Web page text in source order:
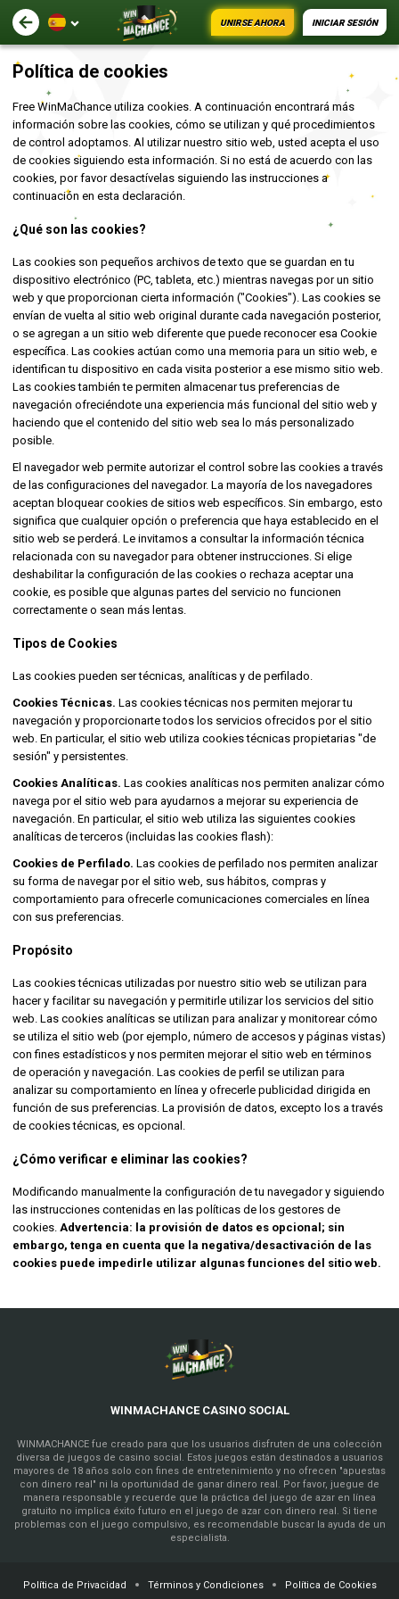
INICIAR SESIÓN
UNIRSE AHORA
Política de cookies
Free WinMaChance utiliza cookies. A continuación encontrará más
información sobre las cookies, cómo se utilizan y qué procedimientos
de control adoptamos. Al utilizar nuestro sitio web, usted acepta el uso
de cookies siguiendo esta información. Si no está de acuerdo con las
cookies, por favor desactívelas siguiendo las instrucciones a
continuación en esta declaración.
¿Qué son las cookies?
Las cookies son pequeños archivos de texto que se guardan en tu
dispositivo electrónico (PC, tableta, etc.) mientras navegas por un sitio
web y que proporcionan cierta información ("Cookies"). Las cookies se
envían de vuelta al sitio web original durante cada navegación posterior,
o se agregan a un sitio web diferente que puede reconocer esa Cookie
específica. Las cookies actúan como una memoria para un sitio web, e
identifican tu dispositivo en cada visita posterior a ese mismo sitio web.
Las cookies también te permiten almacenar tus preferencias de
navegación ofreciéndote una experiencia más funcional del sitio web y
haciendo que el contenido del sitio web sea lo más personalizado
posible.
El navegador web permite autorizar el control sobre las cookies a través
de las configuraciones del navegador. La mayoría de los navegadores
aceptan bloquear cookies de sitios web específicos. Sin embargo, esto
significa que cualquier opción o preferencia que haya establecido en el
sitio web se perderá. Le invitamos a consultar la información técnica
relacionada con su navegador para obtener instrucciones. Si elige
deshabilitar la configuración de las cookies o rechaza aceptar una
cookie, es posible que algunas partes del servicio no funcionen
correctamente o sean más lentas.
Tipos de Cookies
Las cookies pueden ser técnicas, analíticas y de perfilado.
Cookies Técnicas. Las cookies técnicas nos permiten mejorar tu
navegación y proporcionarte todos los servicios ofrecidos por el sitio
web. En particular, el sitio web utiliza cookies técnicas propietarias "de
sesión" y persistentes.
Cookies Analíticas. Las cookies analíticas nos permiten analizar cómo
navega por el sitio web para ayudarnos a mejorar su experiencia de
navegación. En particular, el sitio web utiliza las siguientes cookies
analíticas de terceros (incluidas las cookies flash):
Cookies de Perfilado. Las cookies de perfilado nos permiten analizar
su forma de navegar por el sitio web, sus hábitos, compras y
comportamiento para ofrecerle comunicaciones comerciales en línea
con sus preferencias.
Propósito
Las cookies técnicas utilizadas por nuestro sitio web se utilizan para
hacer y facilitar su navegación y permitirle utilizar los servicios del sitio
web. Las cookies analíticas se utilizan para analizar y monitorear cómo
se utiliza el sitio web (por ejemplo, número de accesos y páginas vistas)
con fines estadísticos y nos permiten mejorar el sitio web en términos
de operación y navegación. Las cookies de perfil se utilizan para
analizar su comportamiento en línea y ofrecerle publicidad dirigida en
función de sus preferencias. La provisión de datos, excepto los a través
de cookies técnicas, es opcional.
¿Cómo verificar e eliminar las cookies?
Modificando manualmente la configuración de tu navegador y siguiendo
las instrucciones contenidas en las políticas de los gestores de
cookies. Advertencia: la provisión de datos es opcional; sin
embargo, tenga en cuenta que la negativa/desactivación de las
cookies puede impedirle utilizar algunas funciones del sitio web.
WINMACHANCE CASINO SOCIAL
WINMACHANCE fue creado para que los usuarios disfruten de una colección
diversa de juegos de casino social. Estos juegos están destinados a usuarios
mayores de 18 años solo con fines de entretenimiento y no ofrecen "apuestas
con dinero real" ni la oportunidad de ganar dinero real. Por favor, juegue de
manera responsable y recuerde que la práctica del juego de azar en línea
gratuito no implica éxito futuro en el juego de azar con dinero real. Si tiene
problemas con el juego compulsivo, es recomendable buscar la ayuda de un
especialista.
Política de Privacidad Términos y Condiciones Política de Cookies